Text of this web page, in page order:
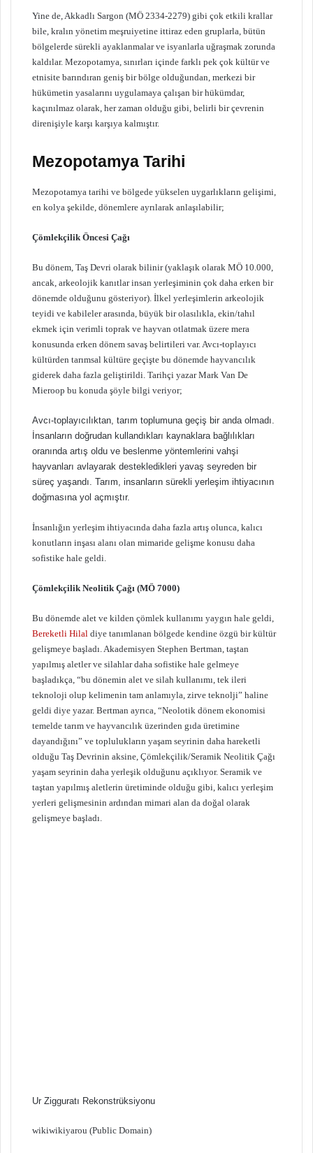
Yine de, Akkadlı Sargon (MÖ 2334-2279) gibi çok etkili krallar
bile, kralın yönetim meşruiyetine ittiraz eden gruplarla, bütün
bölgelerde sürekli ayaklanmalar ve isyanlarla uğraşmak zorunda
kaldılar. Mezopotamya, sınırları içinde farklı pek çok kültür ve
etnisite barındıran geniş bir bölge olduğundan, merkezi bir
hükümetin yasalarını uygulamaya çalışan bir hükümdar,
kaçınılmaz olarak, her zaman olduğu gibi, belirli bir çevrenin
direnişiyle karşı karşıya kalmıştır.
Mezopotamya Tarihi
Mezopotamya tarihi ve bölgede yükselen uygarlıkların gelişimi,
en kolya şekilde, dönemlere ayrılarak anlaşılabilir;
Çömlekçilik Öncesi Çağı
Bu dönem, Taş Devri olarak bilinir (yaklaşık olarak MÖ 10.000,
ancak, arkeolojik kanıtlar insan yerleşiminin çok daha erken bir
dönemde olduğunu gösteriyor). İlkel yerleşimlerin arkeolojik
teyidi ve kabileler arasında, büyük bir olasılıkla, ekin/tahıl
ekmek için verimli toprak ve hayvan otlatmak üzere mera
konusunda erken dönem savaş belirtileri var. Avcı-toplayıcı
kültürden tarımsal kültüre geçişte bu dönemde hayvancılık
giderek daha fazla geliştirildi. Tarihçi yazar Mark Van De
Mieroop bu konuda şöyle bilgi veriyor;
Avcı-toplayıcılıktan, tarım toplumuna geçiş bir anda olmadı.
İnsanların doğrudan kullandıkları kaynaklara bağlılıkları
oranında artış oldu ve beslenme yöntemlerini vahşi
hayvanları avlayarak destekledikleri yavaş seyreden bir
süreç yaşandı. Tarım, insanların sürekli yerleşim ihtiyacının
doğmasına yol açmıştır.
İnsanlığın yerleşim ihtiyacında daha fazla artış olunca, kalıcı
konutların inşası alanı olan mimaride gelişme konusu daha
sofistike hale geldi.
Çömlekçilik Neolitik Çağı (MÖ 7000)
Bu dönemde alet ve kilden çömlek kullanımı yaygın hale geldi,
Bereketli Hilal diye tanımlanan bölgede kendine özgü bir kültür
gelişmeye başladı. Akademisyen Stephen Bertman, taştan
yapılmış aletler ve silahlar daha sofistike hale gelmeye
başladıkça, “bu dönemin alet ve silah kullanımı, tek ileri
teknoloji olup kelimenin tam anlamıyla, zirve teknolji” haline
geldi diye yazar. Bertman ayrıca, “Neolotik dönem ekonomisi
temelde tarım ve hayvancılık üzerinden gıda üretimine
dayandığını” ve toplulukların yaşam seyrinin daha hareketli
olduğu Taş Devrinin aksine, Çömlekçilik/Seramik Neolitik Çağı
yaşam seyrinin daha yerleşik olduğunu açıklıyor. Seramik ve
taştan yapılmış aletlerin üretiminde olduğu gibi, kalıcı yerleşim
yerleri gelişmesinin ardından mimari alan da doğal olarak
gelişmeye başladı.
Ur Zigguratı Rekonstrüksiyonu
wikiwikiyarou (Public Domain)